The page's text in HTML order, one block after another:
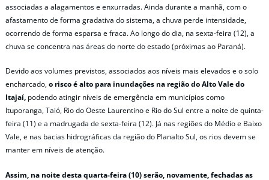
associadas a alagamentos e enxurradas. Ainda durante a manhã, com o
afastamento de forma gradativa do sistema, a chuva perde intensidade,
ocorrendo de forma esparsa e fraca. Ao longo do dia, na sexta-feira (12), a
chuva se concentra nas áreas do norte do estado (próximas ao Paraná).
Devido aos volumes previstos, associados aos níveis mais elevados e o solo
encharcado,o risco é alto para inundações na região do Alto Vale do
Itajaí, podendo atingir níveis de emergência em municípios como
Ituporanga, Taió, Rio do Oeste Laurentino e Rio do Sul entre a noite de quinta-
feira (11) e a madrugada de sexta-feira (12). Já nas regiões do Médio e Baixo
Vale, e nas bacias hidrográficas da região do Planalto Sul, os rios devem se
manter em níveis de atenção.
Assim, na noite desta quarta-feira (10) serão, novamente, fechadas as